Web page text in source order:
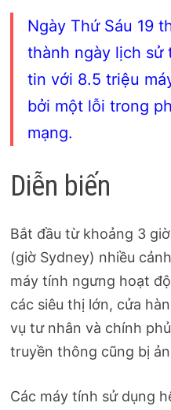
Ngày Thứ Sáu 19
thành ngày lịch sử
tin với 8.5 triệu
bởi một lỗi trong
mạng.
Diễn biến
Bắt đầu từ khoảng 3
(giờ Sydney) nhiều
máy tính ngưng hoạt
các siêu thị lớn, cửa
vụ tư nhân và chính
truyền thông cũng bị
Các máy tính sử dụng